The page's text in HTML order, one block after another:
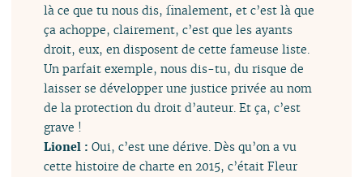
là ce que tu nous dis, finalement, et c’est là que
ça achoppe, clairement, c’est que les ayants
droit, eux, en disposent de cette fameuse liste.
Un parfait exemple, nous dis-tu, du risque de
laisser se développer une justice privée au nom
de la protection du droit d’auteur. Et ça, c’est
grave !
Lionel : Oui, c’est une dérive. Dès qu’on a vu
cette histoire de charte en 2015, c’était Fleur